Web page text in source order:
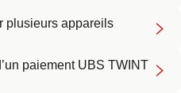
plusieurs appareils
paiement UBS TWINT